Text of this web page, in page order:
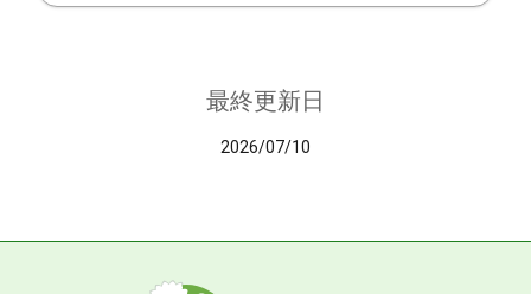
最終更新日
2026/07/10